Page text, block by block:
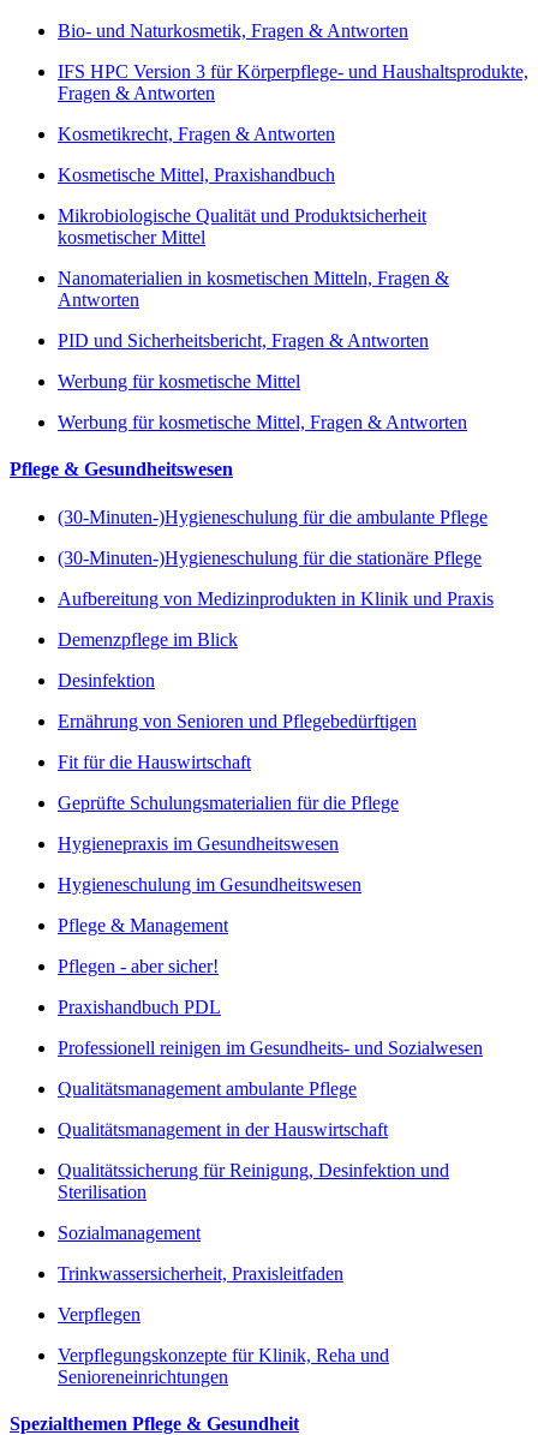
Bio- und Naturkosmetik, Fragen & Antworten
IFS HPC Version 3 für Körperpflege- und Haushaltsprodukte,
Fragen & Antworten
Kosmetikrecht, Fragen & Antworten
Kosmetische Mittel, Praxishandbuch
Mikrobiologische Qualität und Produktsicherheit
kosmetischer Mittel
Nanomaterialien in kosmetischen Mitteln, Fragen &
Antworten
PID und Sicherheitsbericht, Fragen & Antworten
Werbung für kosmetische Mittel
Werbung für kosmetische Mittel, Fragen & Antworten
Pflege & Gesundheitswesen
(30-Minuten-)Hygieneschulung für die ambulante Pflege
(30-Minuten-)Hygieneschulung für die stationäre Pflege
Aufbereitung von Medizinprodukten in Klinik und Praxis
Demenzpflege im Blick
Desinfektion
Ernährung von Senioren und Pflegebedürftigen
Fit für die Hauswirtschaft
Geprüfte Schulungsmaterialien für die Pflege
Hygienepraxis im Gesundheitswesen
Hygieneschulung im Gesundheitswesen
Pflege & Management
Pflegen - aber sicher!
Praxishandbuch PDL
Professionell reinigen im Gesundheits- und Sozialwesen
Qualitätsmanagement ambulante Pflege
Qualitätsmanagement in der Hauswirtschaft
Qualitätssicherung für Reinigung, Desinfektion und
Sterilisation
Sozialmanagement
Trinkwassersicherheit, Praxisleitfaden
Verpflegen
Verpflegungskonzepte für Klinik, Reha und
Senioreneinrichtungen
Spezialthemen Pflege & Gesundheit